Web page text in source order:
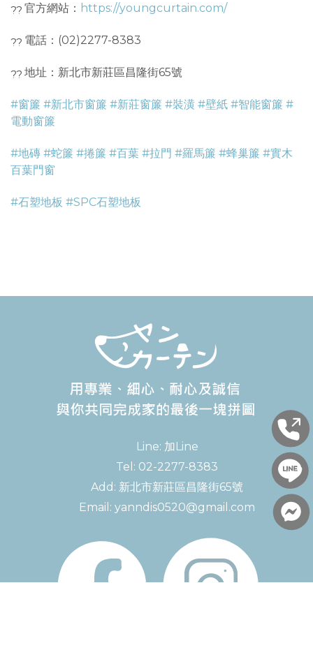
官方網站： https://youngcurtain.com/
電話：(02)2277-8383
地址：新北市新莊區昌隆街65號
#窗簾 #新北市窗簾 #新莊窗簾 #裝潢 #壁紙 #智能窗簾 #
電動窗簾
#地磚 #蛇簾 #捲簾 #百葉 #拉門 #羅馬簾 #蜂巢簾 #實木
百葉門窗
#石塑地板 #SPC石塑地板
Line: 加Line
Tel: 02-2277-8383
Add: 新北市新莊區昌隆街65號
Email: yanndis0520@gmail.com